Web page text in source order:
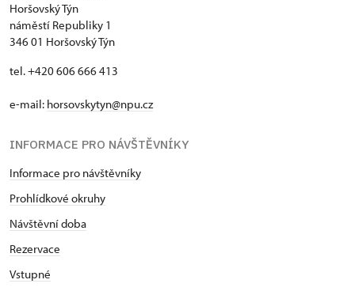
Horšovský Týn
náměstí Republiky 1
346 01 Horšovský Týn
tel. +420 606 666 413
e-mail: horsovskytyn@npu.cz
INFORMACE PRO NÁVŠTĚVNÍKY
Informace pro návštěvníky
Prohlídkové okruhy
Návštěvní doba
Rezervace
Vstupné